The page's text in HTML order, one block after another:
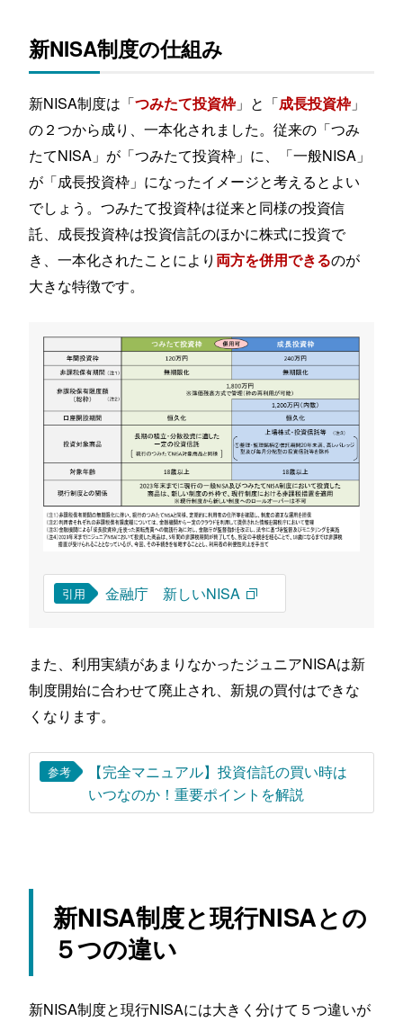
新NISA制度の仕組み
新NISA制度は「つみたて投資枠」と「成長投資枠」
の２つから成り、一本化されました。従来の「つみ
たてNISA」が「つみたて投資枠」に、「一般NISA」
が「成長投資枠」になったイメージと考えるとよい
でしょう。つみたて投資枠は従来と同様の投資信
託、成長投資枠は投資信託のほかに株式に投資で
き、一本化されたことにより 両方を併用できるのが
大きな特徴です。
引用 金融庁 新しいNISA
また、利用実績があまりなかったジュニアNISAは新
制度開始に合わせて廃止され、新規の買付はできな
くなります。
参考
【完全マニュアル】投資信託の買い時は
いつなのか！重要ポイントを解説
新NISA制度と現行NISAとの
５つの違い
新NISA制度と現行NISAには大きく分けて５つ違いが